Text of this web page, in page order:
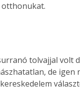
otthonukat.
tolvajjal volt
de